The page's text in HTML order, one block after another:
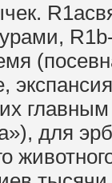
для